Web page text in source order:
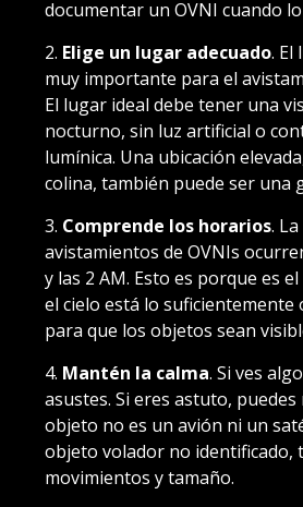
documentar un OVNI cuando lo
2. Elige un lugar adecuado. El
muy importante para el
El lugar ideal debe tener una
nocturno, sin luz artificial o
lumínica. Una ubicación
colina, también puede ser una
3. Comprende los horarios.
avistamientos de OVNIs
y las 2 AM. Esto es porque es
el cielo está lo suficientemente
para que los objetos sean
4. Mantén la calma. Si ves
asustes. Si eres astuto,
objeto no es un avión ni un
objeto volador no identificado,
movimientos y tamaño.